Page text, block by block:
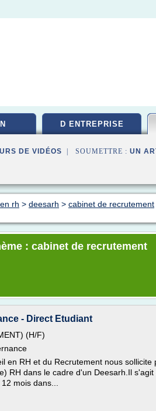
D ENTREPRISE
DE VIDÉOS | SOUMETTRE : UN
rh > deesarh > cabinet de recrutement
: cabinet de recrutement
- Direct Etudiant
(H/F)
en RH et du Recrutement nous sollicite
RH dans le cadre d'un Deesarh.Il s'agit
mois dans...